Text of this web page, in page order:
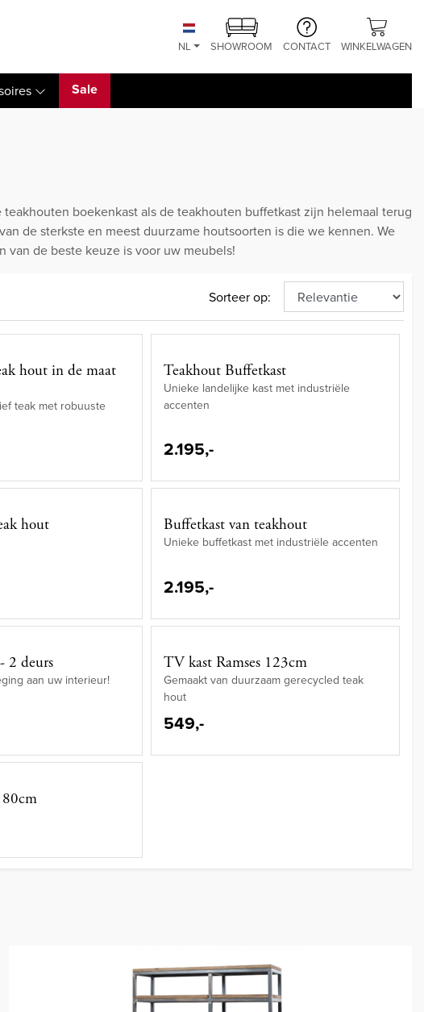
NL SHOWROOM CONTACT WINKELWAGEN
Sale
boekenkast als de teakhouten buffetkast zijn helemaal terug
de sterkste en meest duurzame houtsoorten is die we kennen. We
van de beste keuze is voor uw meubels!
Sorteer op:
hout in de maat
teak met robuuste
Teakhout Buffetkast
Unieke landelijke kast met industriële
accenten
2.195,-
hout Buffetkast van teakhout
Unieke buffetkast met industriële accenten
2.195,-
2 deurs
aan uw interieur!
TV kast Ramses 123cm
Gemaakt van duurzaam gerecycled teak
hout
549,-